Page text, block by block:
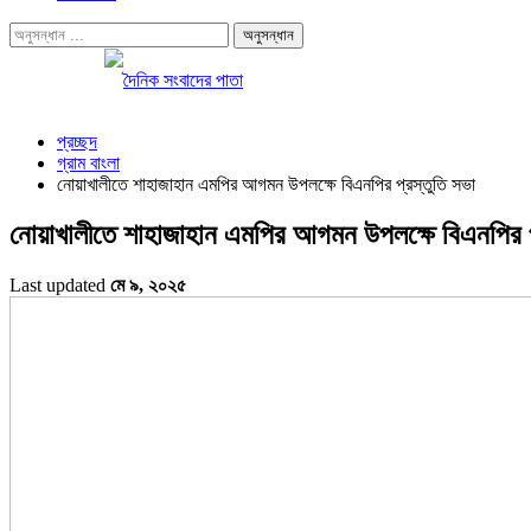
প্রচ্ছদ
গ্রাম বাংলা
নোয়াখালীতে শাহাজাহান এমপির আগমন উপলক্ষে বিএনপির প্রস্তুতি সভা
নোয়াখালীতে শাহাজাহান এমপির আগমন উপলক্ষে
Last updated মে ৯, ২০২৫